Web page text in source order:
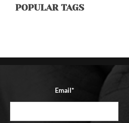
POPULAR TAGS
Email*